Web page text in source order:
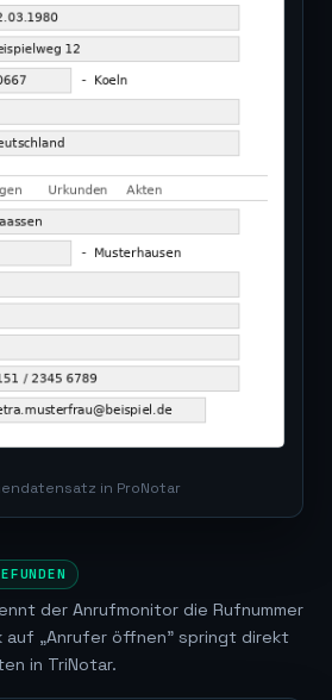
in ProNotar
der Anrufmonitor die Rufnummer
auf „Anrufer öffnen" springt direkt
in TriNotar.